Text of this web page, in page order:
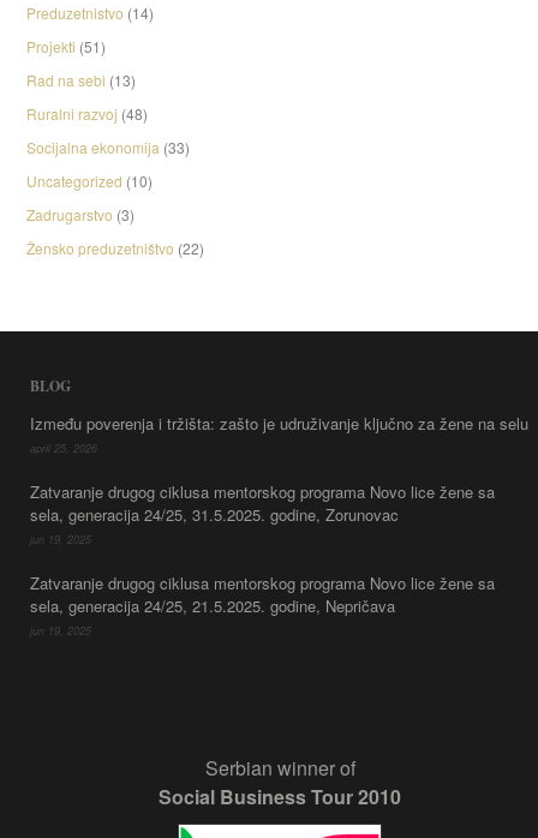
Preduzetnistvo (14)
Projekti (51)
Rad na sebi (13)
Ruralni razvoj (48)
Socijalna ekonomija (33)
Uncategorized (10)
Zadrugarstvo (3)
Žensko preduzetništvo (22)
BLOG
Između poverenja i tržišta: zašto je udruživanje ključno za žene na selu
april 25, 2026
Zatvaranje drugog ciklusa mentorskog programa Novo lice žene sa
sela, generacija 24/25, 31.5.2025. godine, Zorunovac
jun 19, 2025
Zatvaranje drugog ciklusa mentorskog programa Novo lice žene sa
sela, generacija 24/25, 21.5.2025. godine, Nepričava
jun 19, 2025
Serbian winner of
Social Business Tour 2010